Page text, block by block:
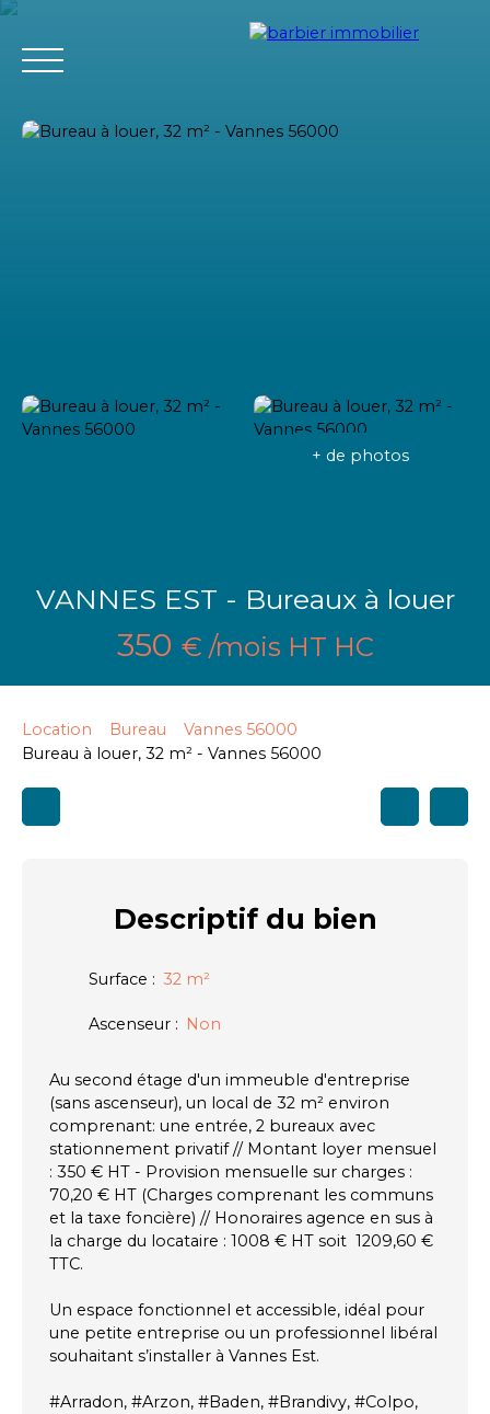
+ de photos
VANNES EST - Bureaux à louer
350 € /mois HT HC
Location Bureau
Vannes 56000
Bureau à louer, 32 m² - Vannes 56000
Descriptifdu bien
Surface : 32 m²
Ascenseur : Non
Au second étage d'un immeuble d'entreprise
(sans ascenseur), un local de 32 m² environ
comprenant: une entrée, 2 bureaux avec
stationnement privatif // Montant loyer mensuel
: 350 € HT - Provision mensuelle sur charges :
70,20 € HT (Charges comprenant les communs
et la taxe foncière) // Honoraires agence en sus à
la charge du locataire : 1008 € HT soit 1209,60 €
TTC.
Un espace fonctionnel et accessible, idéal pour
une petite entreprise ou un professionnel libéral
souhaitant s’installer à Vannes Est.
#Arradon, #Arzon, #Baden, #Brandivy, #Colpo,